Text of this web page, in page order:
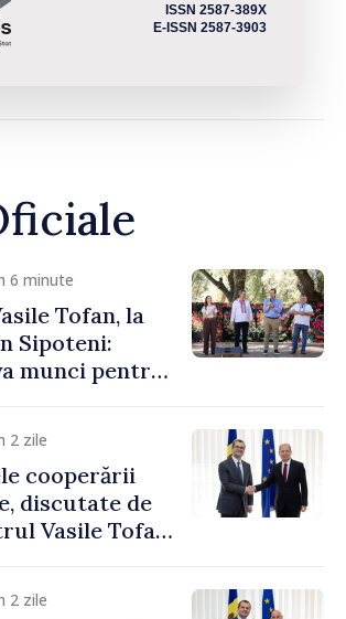
ISSN 2587-389X
E-ISSN 2587-3903
6 minute
Tofan, la
Sipoteni:
munci pentru
toți
prospere”
2 zile
cooperării
discutate de
Vasile Tofan
Sertel
2 zile